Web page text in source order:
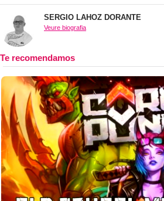
SERGIO LAHOZ DORANTE
Veure biografia